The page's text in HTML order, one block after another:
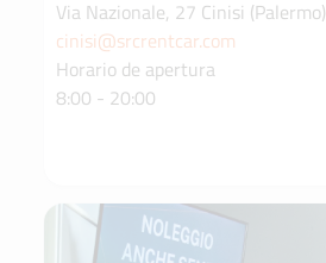
Via Nazionale, 27 Cinisi (Palermo)
cinisi@srcrentcar.com
Horario de apertura
8:00 - 20:00